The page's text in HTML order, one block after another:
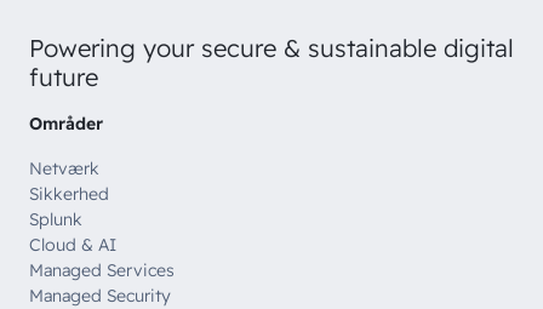
Cases
Offentlige organisationer
Bliv inspireret
Kontaktcenter
Managed Services
Managed Security
Automatisering
// PART OF WINGMEN
Bliv en del af
Skriv dig op og få alle nyheder
Skriv dig op
Powering your secure & sustainable digital
future
Områder
Netværk
Sikkerhed
Splunk
Cloud & AI
Managed Services
Managed Security